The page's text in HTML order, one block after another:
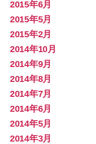
2015年6月
2015年5月
2015年2月
2014年10月
2014年9月
2014年8月
2014年7月
2014年6月
2014年5月
2014年3月